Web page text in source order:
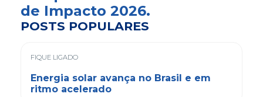
de Impacto 2026.
POSTS POPULARES
FIQUE LIGADO
Energia solar avança no Brasil e em
ritmo acelerado